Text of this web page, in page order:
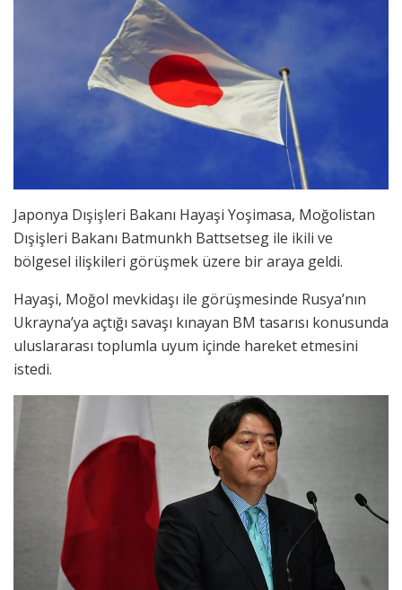
Japonya Dışişleri Bakanı Hayaşi Yoşimasa, Moğolistan
Dışişleri Bakanı Batmunkh Battsetseg ile ikili ve
bölgesel ilişkileri görüşmek üzere bir araya geldi.
Hayaşi, Moğol mevkidaşı ile görüşmesinde Rusya’nın
Ukrayna’ya açtığı savaşı kınayan BM tasarısı konusunda
uluslararası toplumla uyum içinde hareket etmesini
istedi.